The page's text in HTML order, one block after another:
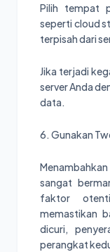
Pilih tempat
seperti cloud
terpisah dari
Jika terjadi
server Anda
data.
6. Gunakan
sangat
faktor
memastikan
dicuri,
perangkat